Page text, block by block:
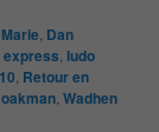
, Dan
express, ludo
, Retour en
,Wadhen